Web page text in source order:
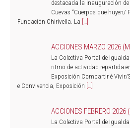
destacada la inauguración
Cuevas “Cuerpos que huyen/
Fundación Chirivella. La […]
ACCIONES MARZO 2026
La Colectiva Portal de
ritmo de actividad repartida
Exposición Compartir é
e Convivencia, Exposición […]
ACCIONES FEBRERO 2026
La Colectiva Portal de